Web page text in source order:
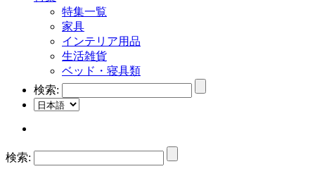
特集一覧
家具
インテリア用品
生活雑貨
ベッド・寝具類
検索:
検索: